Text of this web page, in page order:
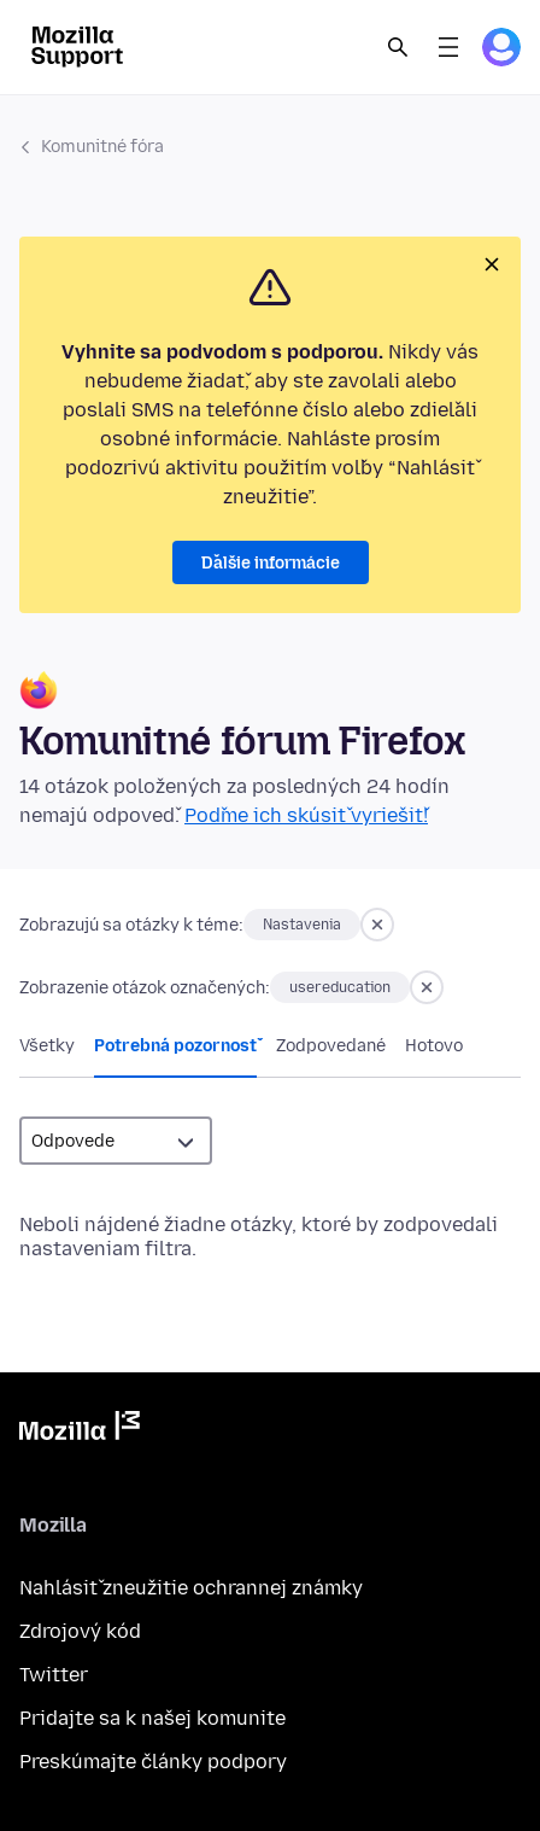
Komunitné fóra
Vyhnite sa podvodom s podporou. Nikdy vás
nebudeme žiadať, aby ste zavolali alebo
poslali SMS na telefónne číslo alebo zdieľali
osobné informácie. Nahláste prosím
podozrivú aktivitu použitím voľby “Nahlásiť
zneužitie”.
Ďalšie informácie
Komunitné fórum Firefox
14 otázok položených za posledných 24 hodín
nemajú odpoveď.Poďme ich skúsiť vyriešiť!
Zobrazujú sa otázky k téme: Nastavenia
Zobrazenie otázok označených: usereducation
Všetky Potrebná pozornosť Zodpovedané Hotovo
Neboli nájdené žiadne otázky, ktoré by zodpovedali
nastaveniam filtra.
Mozilla
Nahlásiť zneužitie ochrannej známky
Zdrojový kód
Twitter
Pridajte sa k našej komunite
Preskúmajte články podpory